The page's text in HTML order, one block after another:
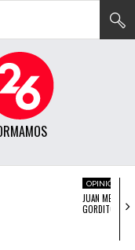
OPINIÓN
JUAN
GORDITO